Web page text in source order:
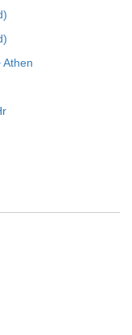
Athen